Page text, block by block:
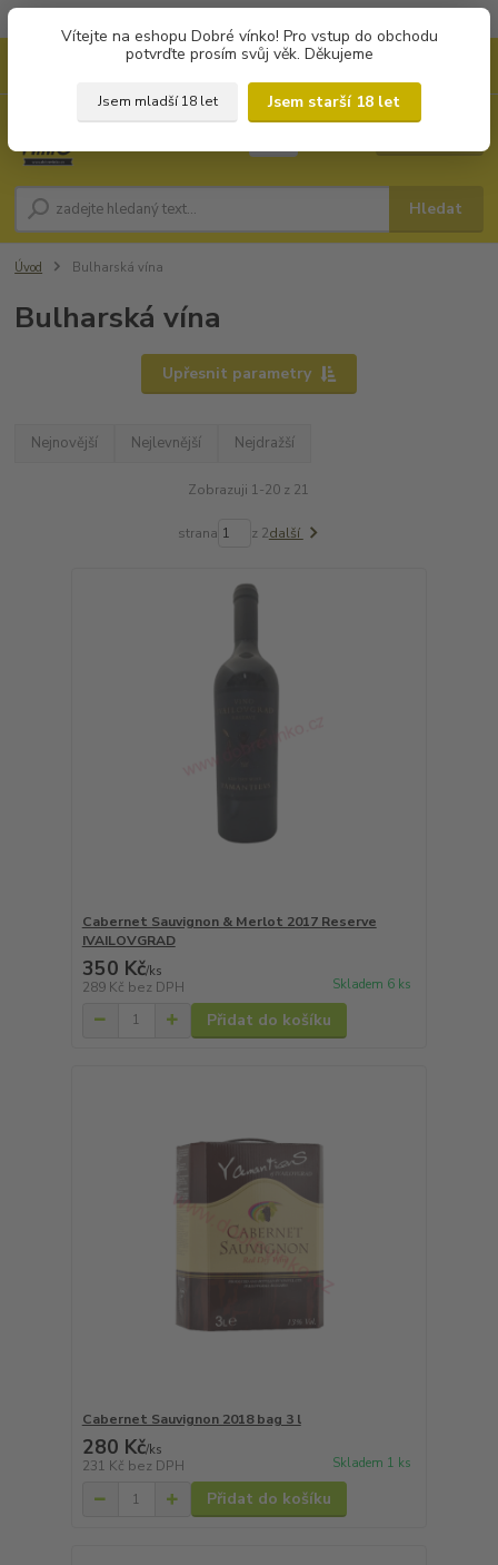
Vítejte na eshopu Dobré vínko! Pro vstup do obchodu
potvrďte prosím svůj věk. Děkujeme
Jsem mladší 18 let
Jsem starší 18 let
Hledat
Úvod Bulharská vína
Bulharská vína
Upřesnit parametry
Nejnovější Nejlevnější Nejdražší
Zobrazuji 1-20 z 21
strana z 2další
Cabernet Sauvignon & Merlot 2017 Reserve
IVAILOVGRAD
350 Kč/ks
289 Kč bez DPH Skladem 6 ks
Přidat do košíku
Cabernet Sauvignon 2018 bag 3 l
280 Kč/ks
231 Kč bez DPH Skladem 1 ks
Přidat do košíku